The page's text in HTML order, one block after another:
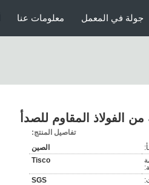
معلومات عنا جولة في المعمل
تفاصيل المنتج:
الصين
Tisco
SGS